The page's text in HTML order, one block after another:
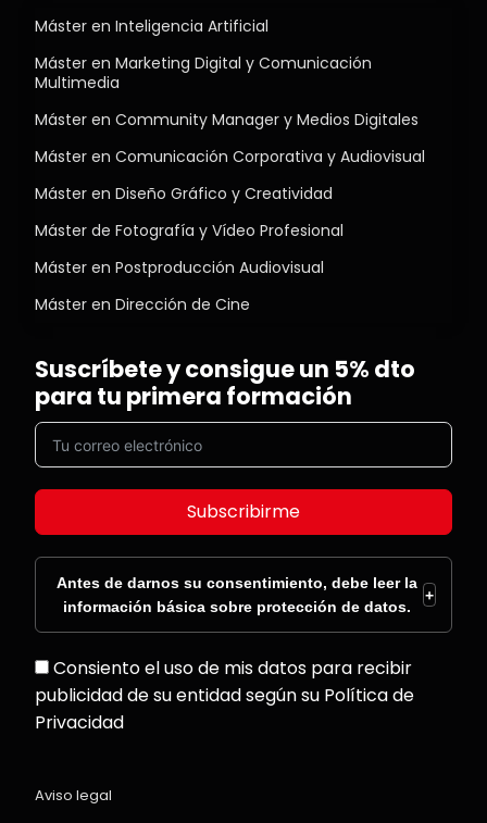
Máster en Inteligencia Artificial
Máster en Marketing Digital y Comunicación
Multimedia
Máster en Community Manager y Medios Digitales
Máster en Comunicación Corporativa y Audiovisual
Máster en Diseño Gráfico y Creatividad
Máster de Fotografía y Vídeo Profesional
Máster en Postproducción Audiovisual
Máster en Dirección de Cine
Suscríbete y consigue un 5% dto
para tu primera formación
Subscribirme
Antes de darnos su consentimiento, debe leer la
información básica sobre protección de datos.
+
Consiento el uso de mis datos para recibir
publicidad de su entidad según su Política de
Privacidad
Aviso legal